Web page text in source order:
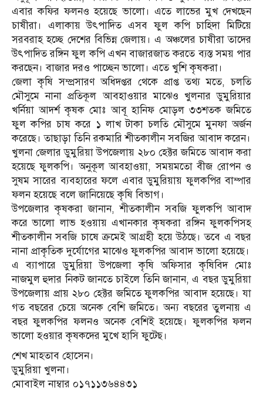
এবার কফির ফলনও হয়েছে ভালো। এতে লাভের মুখ দেখছেন
চাষীরা। এলাকায় উৎপাদিত এসব ফুল কপি চাহিদা মিটিয়ে
সরবরাহ হচ্ছে দেশের বিভিন্ন জেলায়। এ অঞ্চলের চাষীরা তাদের
উৎপাদিত রঙ্গিন ফুল কপি এখন বাজারজাত করতে ব্যস্ত সময় পার
করছেন। বাজার দরও পাচ্ছেন ভালো। এতে খুশি কৃষকরা।
জেলা কৃষি সম্প্রসারণ অধিদপ্তর থেকে প্রাপ্ত তথ্য মতে, চলতি
মৌসুমে নানা প্রতিকূল আবহাওয়ার মাঝেও খুলনার ডুমুরিয়ার
খর্নিয়া আদর্শ কৃষক মোঃ আবূ হানিফ মোড়ল‌ ৩৩শতক জমিতে
ফুল কপির চাষ করে ১ লাখ টাকা চলতি মৌসুমে মুনফা অর্জন
করেছে। তাছাড়া তিনি রকমারি শীতকালীন সবজির আবাদ করেন।
খুলনা জেলার ডুমুরিয়া উপজেলায় ২৮০ হেক্টর জমিতে আবাদ করা
হয়েছে ফুলকপি। অনুকূল আবহাওয়া, সময়মতো বীজ রোপন ও
সুষম সারের ব্যবহারের ফলে এবার ডুমুরিয়ায় ফুলকপির বাম্পার
ফলন হয়েছে বলে জানিয়েছে কৃষি বিভাগ।
উপজেলার কৃষকরা জানান, শীতকালীন সবজি ফুলকপি আবাদ
করে ভালো লাভ হওয়ায় এখানকার কৃষকরা রঙ্গিন ফুলকপিসহ
শীতকালীন সবজি চাষে ক্রমেই আগ্রহী হয়ে উঠছে। তবে এ বছর
নানা প্রাকৃতিক দুর্যোগের মাঝেও ফুলকপির আবাদ ভালো হয়েছে।
এ ব্যাপারে ডুমুরিয়া উপজেলা কৃষি অফিসার কৃষিবিদ মোঃ
নাজমুল হুদার নিকট জানতে চাইলে তিনি জানান, এ বছর ডুমুরিয়া
উপজেলায় প্রায় ২৮০ হেক্টর জমিতে ফুলকপির আবাদ হয়েছে। যা
গত বছরের চেয়ে অনেক বেশি জমিতে। অন্য বছরের তুলনায় এ
বছর ফুলকপির ফলনও অনেক বেশিই হয়েছে। ফুলকপির ফলন
ভালো হওয়ার কৃষকদের মুখে হাসি ফুটেছ।
শেখ মাহতাব হোসেন।
ডুমুরিয়া খুলনা।
মোবাইল নাম্বার ০১৭১১৩৬৪৪৩১